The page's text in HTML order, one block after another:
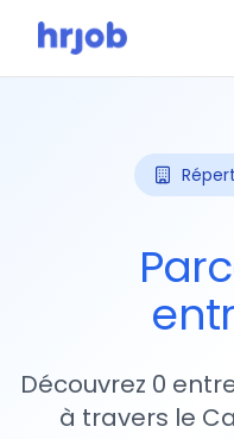
Découvrez 0
à travers le